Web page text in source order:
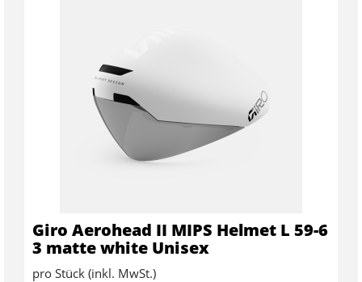
Giro Aerohead II MIPS Helmet L 59-6
3 matte white Unisex
pro Stück (inkl. MwSt.)